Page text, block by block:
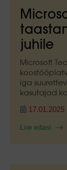
juhile
Microsoft
iga
kasutajad
17.01.2025
Loe edasi